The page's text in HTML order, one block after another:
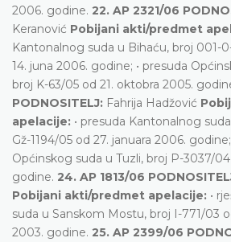
2006. godine. 22. AP 2321/06
Keranović Pobijani akti/predmet
Kantonalnog suda u Bihaću, broj 001-
14. juna 2006. godine; • presuda
broj K-63/05 od 21. oktobra 2005.
PODNOSITELJ: Fahrija Hadžović
apelacije: • presuda Kantonalnog
Gž-1194/05 od 27. januara 2006.
Općinskog suda u Tuzli, broj P-3037/
godine. 24. AP 1813/06
Pobijani akti/predmet apelacije: •
suda u Sanskom Mostu, broj I-771/03
2003. godine. 25. AP 2399/06